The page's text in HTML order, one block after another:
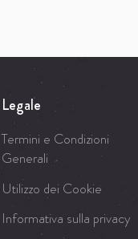
Legale
Termini e Condizioni
Generali
Utilizzo dei Cookie
Informativa sulla privacy